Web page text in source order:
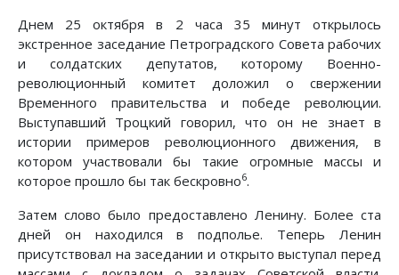
Днем 25 октября в 2 часа 35 минут открылось
экстренное заседание Петроградского Совета рабочих
и солдатских депутатов, которому Военно-
революционный комитет доложил о свержении
Временного правительства и победе революции.
Выступавший Троцкий говорил, что он не знает в
истории примеров революционного движения, в
котором участвовали бы такие огромные массы и
которое прошло бы так бескровно6.
Затем слово было предоставлено Ленину. Более ста
дней он находился в подполье. Теперь Ленин
присутствовал на заседании и открыто выступал перед